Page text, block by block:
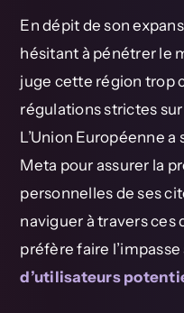
En dépit de son
hésitant à pénétrer le
juge cette région trop
régulations strictes
L’Union Européenne
Meta pour assurer la
personnelles de ses
naviguer à travers
préfère faire
d’utilisateurs